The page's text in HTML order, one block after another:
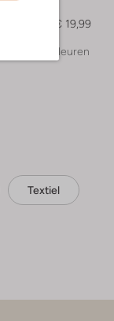
€ 19,99
+ meer kleuren
Textiel